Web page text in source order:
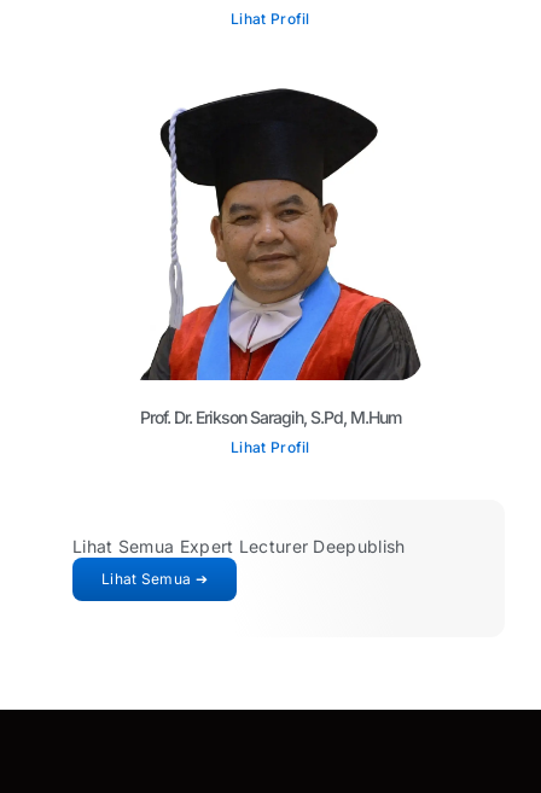
Lihat Profil
Prof. Dr. Erikson Saragih, S.Pd, M.Hum​
Lihat Profil
Lihat Semua Expert Lecturer Deepublish
Lihat Semua ➔